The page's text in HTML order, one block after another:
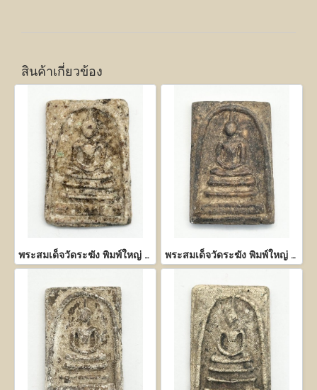
สินค้าเกี่ยวข้อง
พระสมเด็จวัดระฆัง พิมพ์ใหญ่ เนื้อผงพุทธคุณ พระสมเด็จวัดระฆัง พิมพ์ใหญ่ เนื้อผงพุทธคุณ